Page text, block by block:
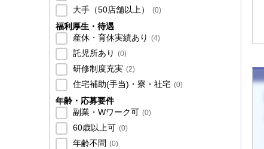
大手（50店舗以上） (0)
福利厚生・待遇
産休・育休実績あり (4)
託児所あり (0)
研修制度充実 (2)
住宅補助(手当)・寮・社宅 (0)
年齢・応募要件
副業・Wワーク可 (0)
60歳以上可 (0)
年齢不問 (0)